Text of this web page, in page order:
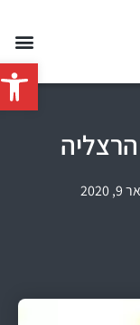
פתח